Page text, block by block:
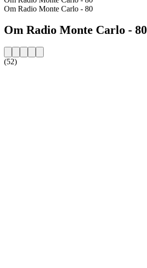
Om Radio Monte Carlo - 80
Om Radio Monte Carlo - 80
(52)